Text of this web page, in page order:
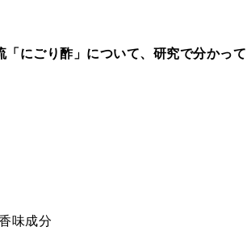
「にごり酢」について、研究で分かっ
味成分